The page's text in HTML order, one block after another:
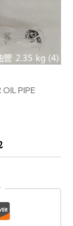
OIL PIPE